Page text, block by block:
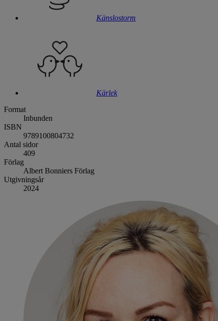
Känslostorm
Kärlek
Format
Inbunden
ISBN
9789100804732
Antal sidor
409
Förlag
Albert Bonniers Förlag
Utgivningsår
2024